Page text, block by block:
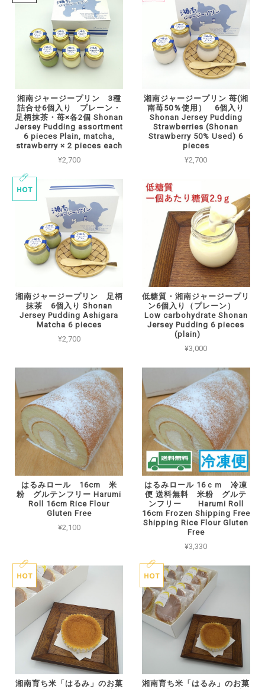
湘南ジャージープリン 3種
詰合せ6個入り プレーン・
足柄抹茶・苺×各2個 Shonan
Jersey Pudding assortment
6 pieces Plain, matcha,
strawberry × 2 pieces each
¥2,700
湘南ジャージープリン 苺(湘
南苺50％使用） 6個入り
Shonan Jersey Pudding
Strawberries (Shonan
Strawberry 50% Used) 6
pieces
¥2,700
湘南ジャージープリン 足柄
抹茶 6個入り Shonan
Jersey Pudding Ashigara
Matcha 6 pieces
¥2,700
低糖質・湘南ジャージープリ
ン6個入り（プレーン）
Low carbohydrate Shonan
Jersey Pudding 6 pieces
(plain)
¥3,000
はるみロール 16cm 米
粉 グルテンフリー Harumi
Roll 16cm Rice Flour
Gluten Free
¥2,100
はるみロール 16ｃｍ 冷凍
便 送料無料 米粉 グルテ
ンフリー Harumi Roll
16cm Frozen Shipping Free
Shipping Rice Flour Gluten
Free
¥3,330
湘南育ち米「はるみ」のお菓
湘南育ち米「はるみ」のお菓